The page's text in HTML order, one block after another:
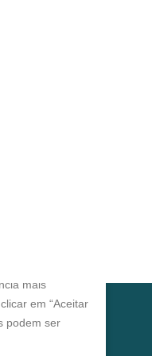
VETSPANEL
Clique aqui.
por:
mais
em “Aceitar
podem ser